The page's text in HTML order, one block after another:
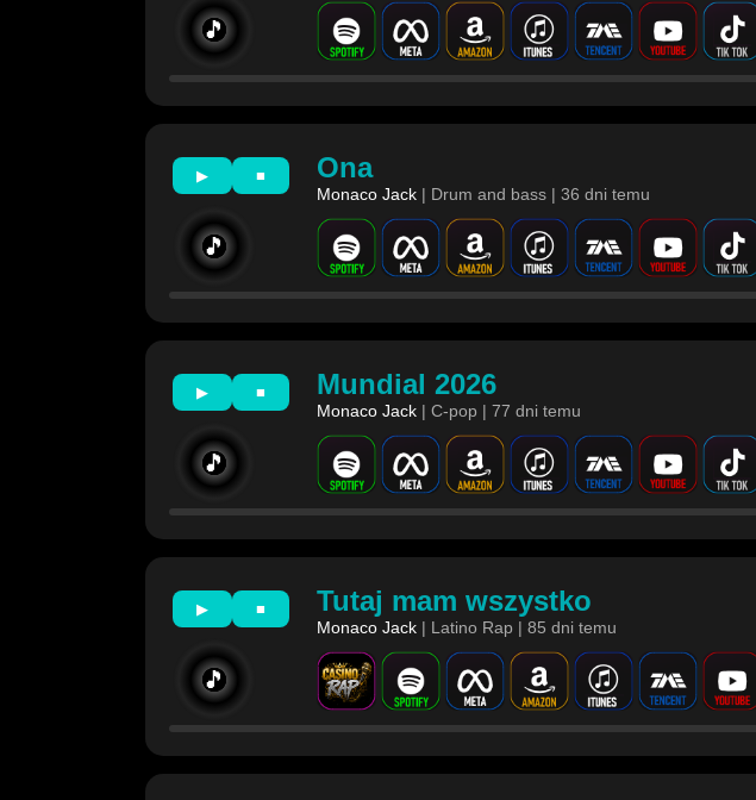
🎵
▶ ■
🎵
Ona
Monaco Jack | Drum and bass | 36 dni temu
▶ ■
🎵
Mundial 2026
Monaco Jack | C-pop | 77 dni temu
▶ ■
🎵
Tutaj mam wszystko
Monaco Jack | Latino Rap | 85 dni temu